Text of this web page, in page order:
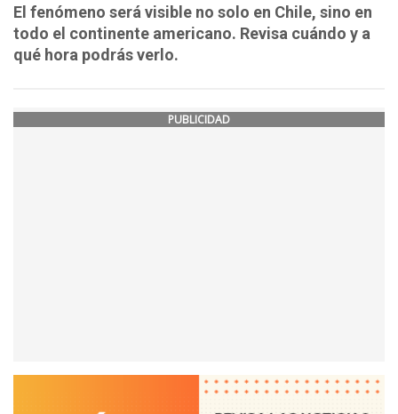
El fenómeno será visible no solo en Chile, sino en
todo el continente americano. Revisa cuándo y a
qué hora podrás verlo.
PUBLICIDAD